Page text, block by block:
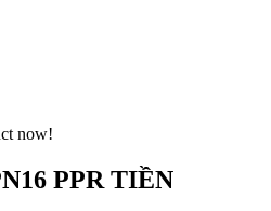
now!
PPR TIỀN